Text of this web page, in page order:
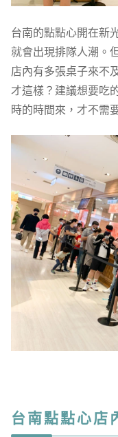
台南的點點心開在新
就會出現排隊人潮。
店內有多張桌子來不
才這樣？建議想要吃
時的時間來，才不需
台南點點心店